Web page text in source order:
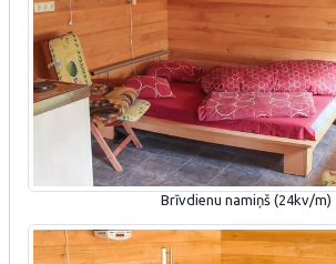
Brīvdienu namiņš (24kv/m)